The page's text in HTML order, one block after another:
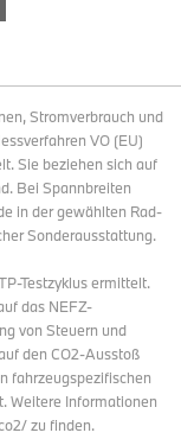
Stromverbrauch und
VO (EU)
Sie beziehen sich auf
Bei Spannbreiten
in der gewählten Rad-
Sonderausstattung.
Testzyklus ermittelt.
das NEFZ-
von Steuern und
den CO2-Ausstoß
fahrzeugspezifischen
Weitere Informationen
zu finden.